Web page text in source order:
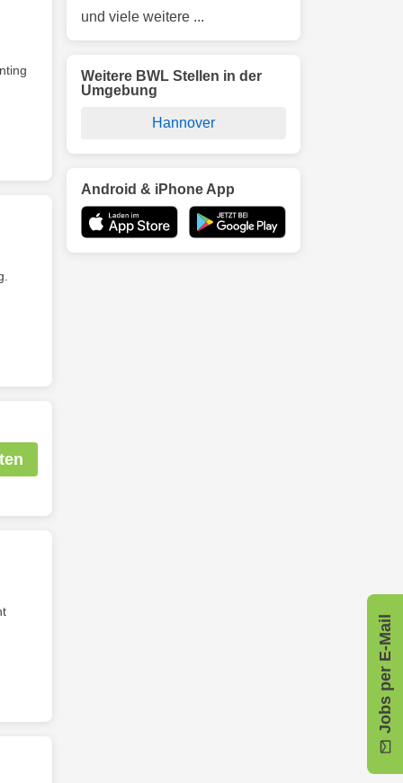
Jobs per E-Mail
und viele weitere ...
Weitere BWL Stellen in der
Umgebung
Hannover
Android & iPhone App